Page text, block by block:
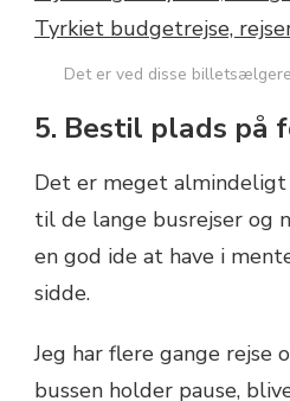
Det er ved disse
5. Bestil plads på
Det er meget
til de lange busrejser og
en god ide at have i
sidde.
Jeg har flere gange rejse
bussen holder pause,